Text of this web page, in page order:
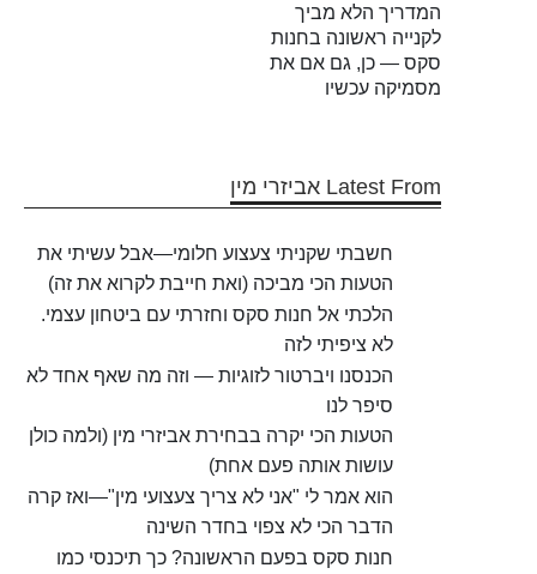
המדריך הלא מביך
לקנייה ראשונה בחנות
סקס — כן, גם אם את
מסמיקה עכשיו
Latest From אביזרי מין
חשבתי שקניתי צעצוע חלומי—אבל עשיתי את
הטעות הכי מביכה (ואת חייבת לקרוא את זה)
הלכתי אל חנות סקס וחזרתי עם ביטחון עצמי.
לא ציפיתי לזה
הכנסנו ויברטור לזוגיות — וזה מה שאף אחד לא
סיפר לנו
הטעות הכי יקרה בבחירת אביזרי מין (ולמה כולן
עושות אותה פעם אחת)
הוא אמר לי "אני לא צריך צעצועי מין"—ואז קרה
הדבר הכי לא צפוי בחדר השינה
חנות סקס בפעם הראשונה? כך תיכנסי כמו